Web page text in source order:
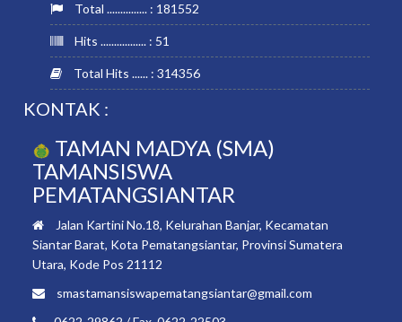
Total ............... : 181552
Hits ................. : 51
Total Hits ...... : 314356
KONTAK :
TAMAN MADYA (SMA)
TAMANSISWA
PEMATANGSIANTAR
Jalan Kartini No.18, Kelurahan Banjar, Kecamatan
Siantar Barat, Kota Pematangsiantar, Provinsi Sumatera
Utara, Kode Pos 21112
smastamansiswapematangsiantar@gmail.com